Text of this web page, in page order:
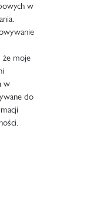
w
że moje
w
do